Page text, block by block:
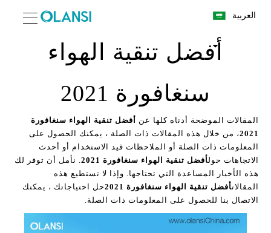
العربية
أفضل تنقية الهواء
سنغافورة 2021
المقالات الموضحة أدناه كلها عن أفضل تنقية الهواء سنغافورة
2021، من خلال هذه المقالات ذات الصلة ، يمكنك الحصول على
المعلومات ذات الصلة أو الملاحظات قيد الاستخدام أو أحدث
الاتجاهات حولأفضل تنقية الهواء سنغافورة 2021
. نأمل أن توفر لك
هذه الأخبار المساعدة التي تحتاجها. وإذا لا تستطيع هذه
المقالاتأفضل تنقية الهواء سنغافورة 2021
حل احتياجاتك ، يمكنك
الاتصال بنا للحصول على المعلومات ذات الصلة.